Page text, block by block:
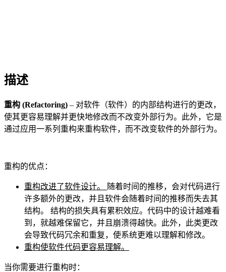
描述
重构 (Refactoring) – 对软件（软件）的内部结构进行的更改，
使其更容易理解并更快地修改而不改变外部行为。此外，它是
通过应用一系列重构来重构软件，而不改变软件的外部行为。
重构的优点：
重构改进了软件设计。
随着时间的推移，会对代码进行
许多额外的更改，并且软件会随着时间的推移而失去其
结构。 结构的损失具有累积效应。代码中的设计越难看
到，就越难保留它，并且崩溃得越快。此外，此类更改
会导致代码冗余和重复，使系统更难以理解和修改。
重构使软件代码更容易理解。
当你需要进行重构时：